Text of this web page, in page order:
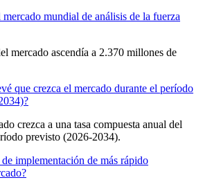
mundial de análisis de la fuerza
mercado ascendía a 2.370 millones de
que crezca el mercado durante el período
crezca a una tasa compuesta anual del
previsto (2026-2034).
implementación de más rápido